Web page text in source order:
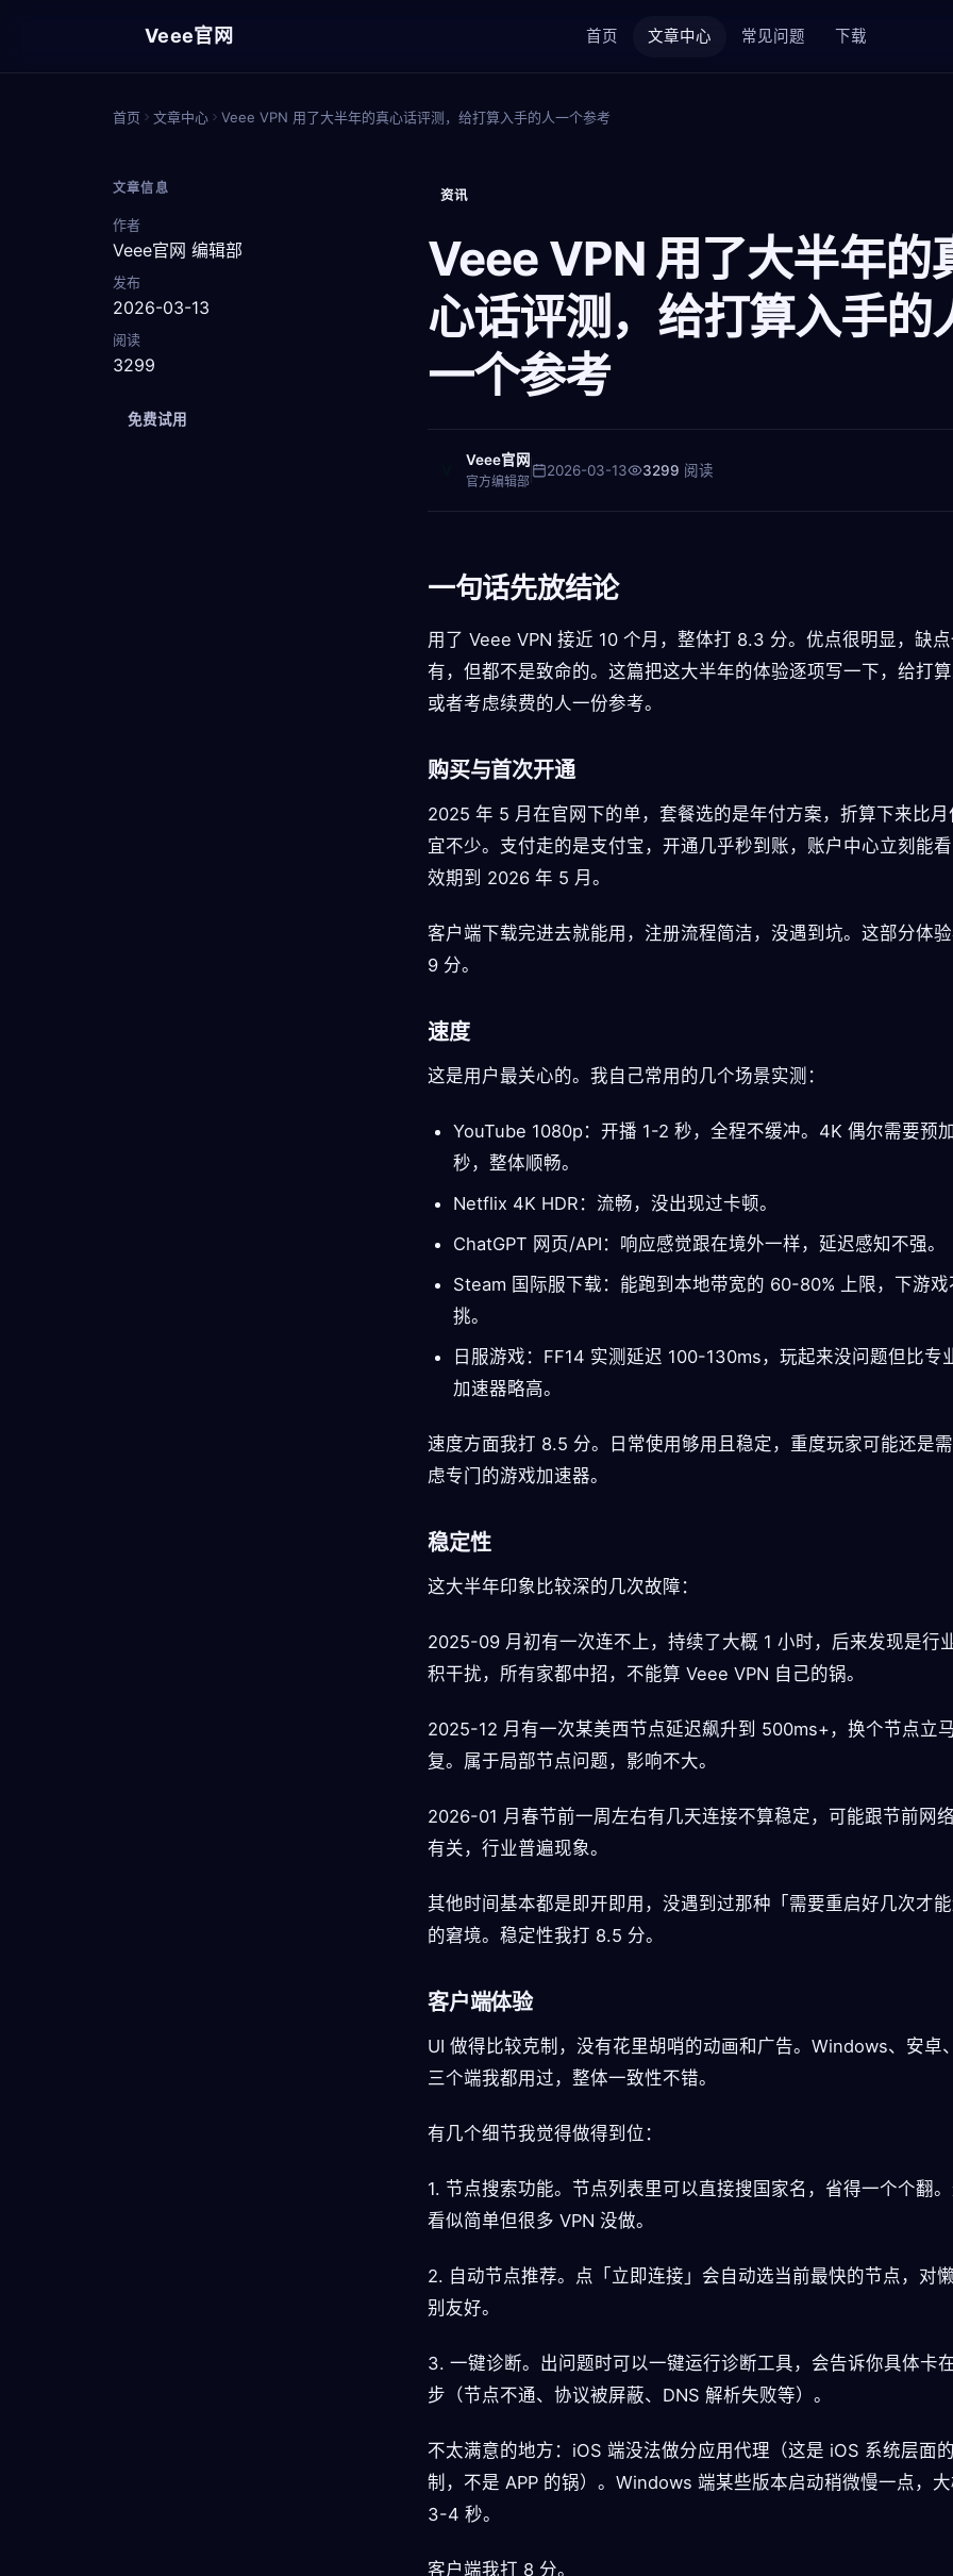
Veee官网 首页 文章中心 常见问题 下载
首页 文章中心 Veee VPN 用了大半年的真心话评测，给打算入手的人一个参考
文章信息
作者
Veee官网 编辑部
发布
2026-03-13
阅读
3299
免费试用
资讯
Veee VPN 用了大半年的
心话评测，给打算入手的
一个参考
Veee官网
官方编辑部
2026-03-13 3299 阅读
一句话先放结论
用了 Veee VPN 接近 10 个月，整体打 8.3 分。优点很明显，缺
有，但都不是致命的。这篇把这大半年的体验逐项写一下，给打
或者考虑续费的人一份参考。
购买与首次开通
2025 年 5 月在官网下的单，套餐选的是年付方案，折算下来比月
宜不少。支付走的是支付宝，开通几乎秒到账，账户中心立刻能
效期到 2026 年 5 月。
客户端下载完进去就能用，注册流程简洁，没遇到坑。这部分体
9 分。
速度
这是用户最关心的。我自己常用的几个场景实测：
YouTube 1080p：开播 1-2 秒，全程不缓冲。4K 偶尔需要预
秒，整体顺畅。
Netflix 4K HDR：流畅，没出现过卡顿。
ChatGPT 网页/API：响应感觉跟在境外一样，延迟感知不强。
Steam 国际服下载：能跑到本地带宽的 60-80% 上限，下游戏
挑。
日服游戏：FF14 实测延迟 100-130ms，玩起来没问题但比专
加速器略高。
速度方面我打 8.5 分。日常使用够用且稳定，重度玩家可能还是
虑专门的游戏加速器。
稳定性
这大半年印象比较深的几次故障：
2025-09 月初有一次连不上，持续了大概 1 小时，后来发现是行
积干扰，所有家都中招，不能算 Veee VPN 自己的锅。
2025-12 月有一次某美西节点延迟飙升到 500ms+，换个节点立
复。属于局部节点问题，影响不大。
2026-01 月春节前一周左右有几天连接不算稳定，可能跟节前网
有关，行业普遍现象。
其他时间基本都是即开即用，没遇到过那种「需要重启好几次才能
的窘境。稳定性我打 8.5 分。
客户端体验
UI 做得比较克制，没有花里胡哨的动画和广告。Windows、安卓
三个端我都用过，整体一致性不错。
有几个细节我觉得做得到位：
1. 节点搜索功能。节点列表里可以直接搜国家名，省得一个个翻
看似简单但很多 VPN 没做。
2. 自动节点推荐。点「立即连接」会自动选当前最快的节点，对
别友好。
3. 一键诊断。出问题时可以一键运行诊断工具，会告诉你具体卡
步（节点不通、协议被屏蔽、DNS 解析失败等）。
不太满意的地方：iOS 端没法做分应用代理（这是 iOS 系统层面
制，不是 APP 的锅）。Windows 端某些版本启动稍微慢一点，
3-4 秒。
客户端我打 8 分。